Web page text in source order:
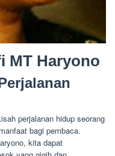
MT Haryono
perjalanan hidup seorang
bagi pembaca.
kita dapat